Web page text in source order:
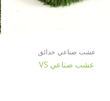
عشب صناعي حدائق
عشب صناعي VS